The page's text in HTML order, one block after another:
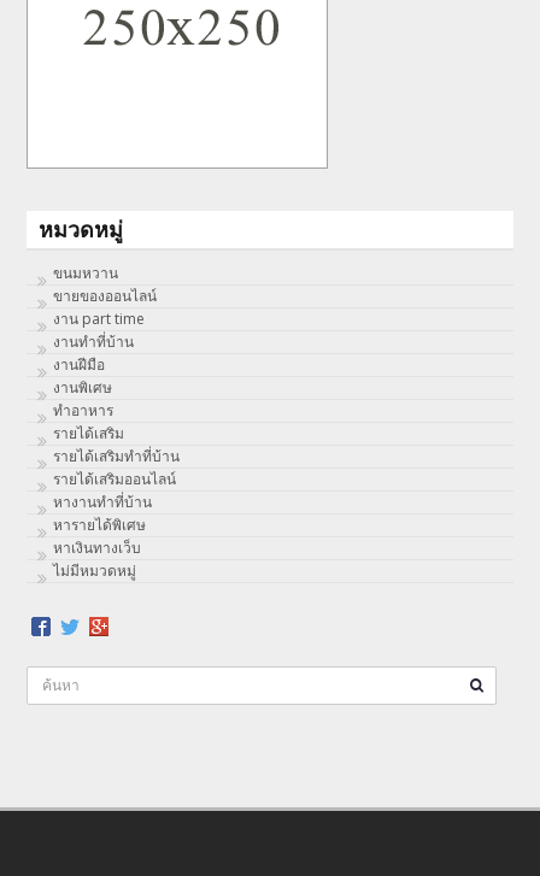
หมวดหมู่
ขนมหวาน
ขายของออนไลน์
งาน part time
งานทําที่บ้าน
งานฝีมือ
งานพิเศษ
ทําอาหาร
รายได้เสริม
รายได้เสริมทำที่บ้าน
รายได้เสริมออนไลน์
หางานทำที่บ้าน
หารายได้พิเศษ
หาเงินทางเว็บ
ไม่มีหมวดหมู่